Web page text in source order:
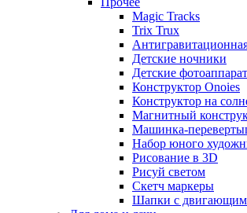
Magic Tracks
Trix Trux
Детские ночники
Детские
Конструктор Onoies
Конструктор на
Магнитный
Машинка-
Набор юного
Рисование в 3D
Рисуй светом
Скетч маркеры
Шапки с